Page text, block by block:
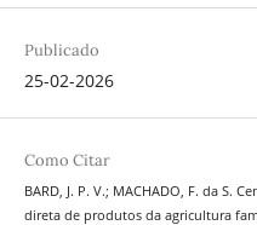
Publicado
25-02-2026
Como Citar
BARD, J. P. V.; MACHADO, F. da S.
direta de produtos da agricultura